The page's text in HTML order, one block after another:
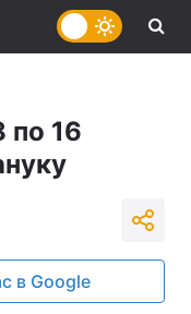
по 16
в Google